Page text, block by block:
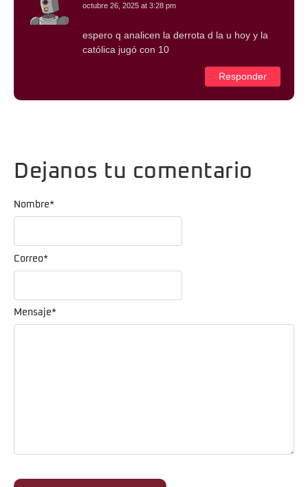
octubre 26, 2025 at 3:28 pm
espero q analicen la derrota d la u hoy y la
católica jugó con 10
Responder
Dejanos tu comentario
Mensaje*
Nombre*
Correo*